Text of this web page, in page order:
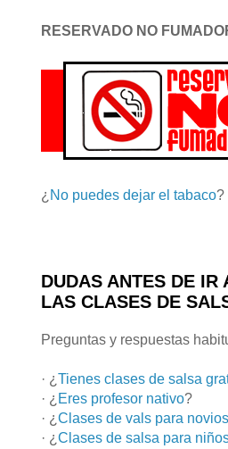
RESERVADO NO
¿ No puedes dejar el tabaco?
DUDAS ANTES DE IR
LAS CLASES DE
Preguntas y respuestas
· ¿ Tienes clases de salsa
· ¿ Eres profesor nativo?
· ¿ Clases de vals para novios
· ¿ Clases de salsa para